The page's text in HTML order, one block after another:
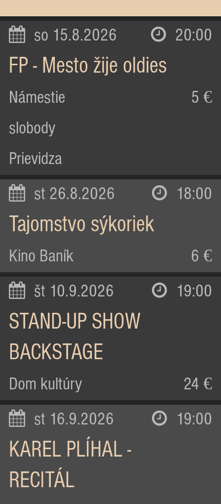
so 15.8.2026 20:00
FP - Mesto žije oldies
Námestie
slobody
Prievidza
5 €
st 26.8.2026 18:00
Tajomstvo sýkoriek
Kino Baník 6 €
št 10.9.2026 19:00
STAND-UP SHOW
BACKSTAGE
Dom kultúry 24 €
st 16.9.2026 19:00
KAREL PLÍHAL -
RECITÁL